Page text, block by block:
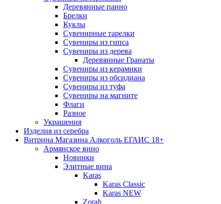
Деревянные панно
Брелки
Куклы
Сувенирные тарелки
Сувениры из гипса
Сувениры из дерева
Деревянные Гранаты
Сувениры из керамики
Сувениры из обсидиана
Сувениры из туфа
Сувениры на магните
Флаги
Разное
Украшения
Изделия из серебра
Витрина Магазина Алкоголь ЕГАИС 18+
Армянское вино
Новинки
Элитные вина
Karas
Karas Classic
Karas NEW
Zorah